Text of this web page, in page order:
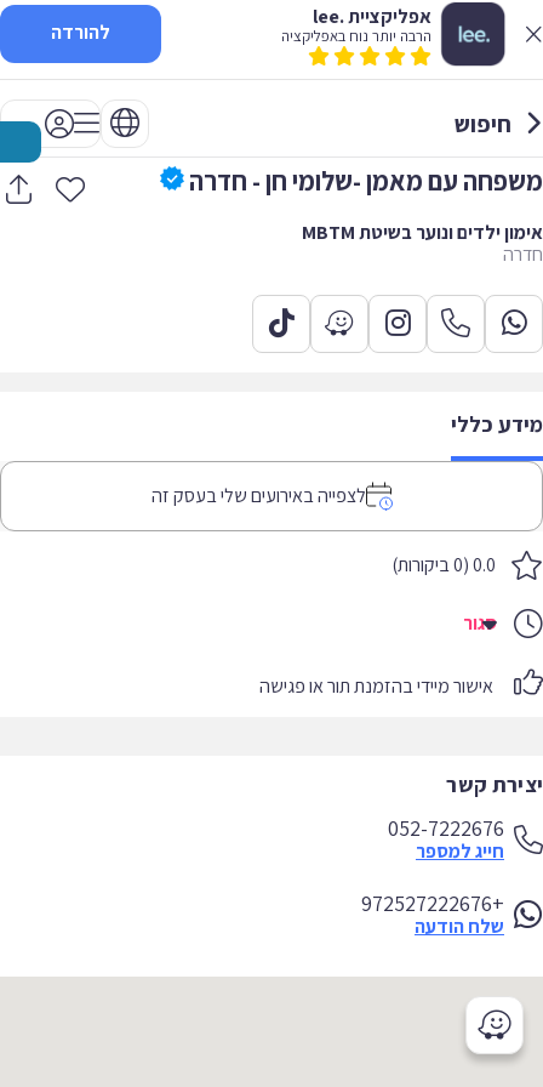
אפליקציית .lee
הרבה יותר נוח באפליקציה להורדה
חיפוש
משפחה עם מאמן -שלומי חן - חדרה
אימון ילדים ונוער בשיטת MBTM
חדרה
מידע כללי
לצפייה באירועים שלי בעסק זה
0.0 (0 ביקורות)
סגור
אישור מיידי בהזמנת תור או פגישה
יצירת קשר
052-7222676
חייג למספר
+972527222676
שלח הודעה